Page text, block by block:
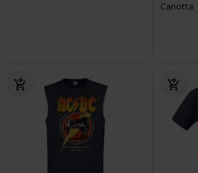
Canotta